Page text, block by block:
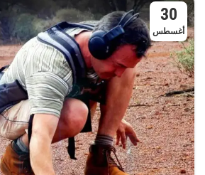
30
أغسطس